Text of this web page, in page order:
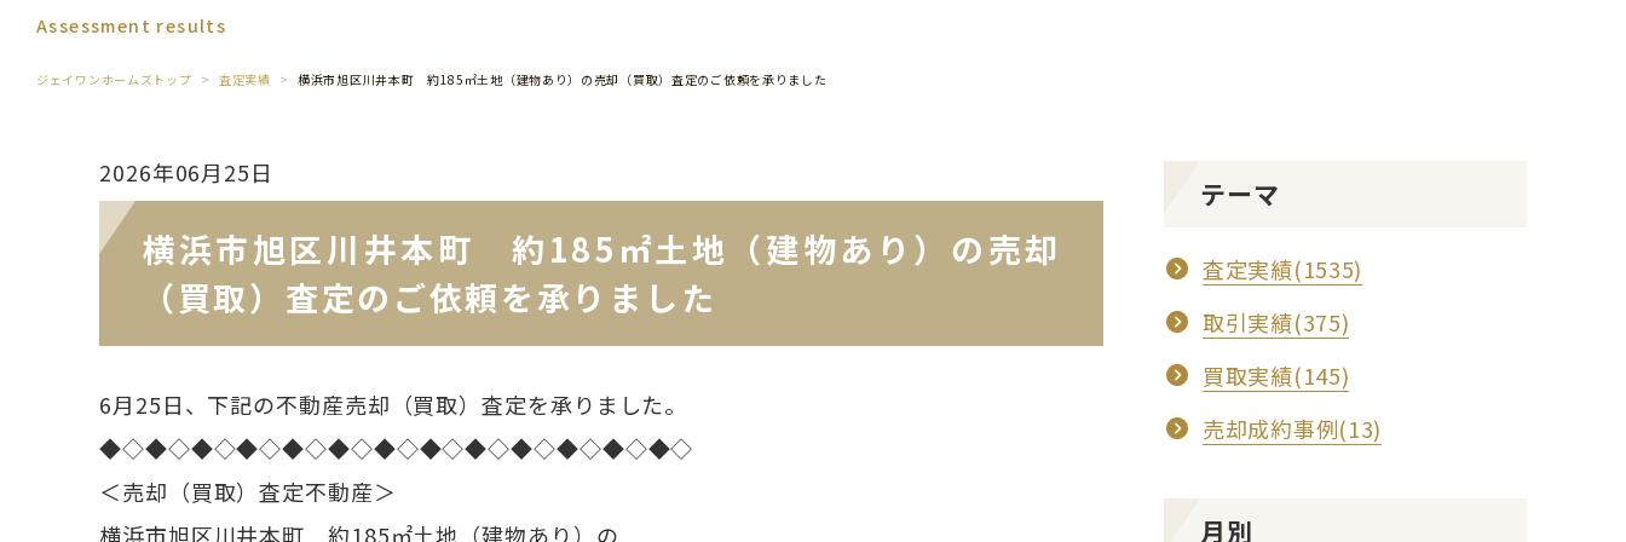
Assessment results
ジェイワンホームズトップ 査定実績 横浜市旭区川井本町 約185㎡土地（建物あり）の売却（買取）査定のご依頼を承りました
2026年06月25日
横浜市旭区川井本町 約185㎡土地（建物あり）の売却
（買取）査定のご依頼を承りました
6月25日、下記の不動産売却（買取）査定を承りました。
◆◇◆◇◆◇◆◇◆◇◆◇◆◇◆◇◆◇◆◇◆◇◆◇◆◇
＜売却（買取）査定不動産＞
横浜市旭区川井本町 約185㎡土地（建物あり）の
テーマ
査定実績(1535)
取引実績(375)
買取実績(145)
売却成約事例(13)
月別